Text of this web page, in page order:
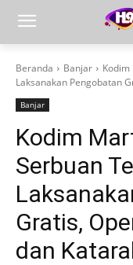
Beranda Banjar
Laksanakan Pengobatan
Banjar
Kodim
Serbuan
Gratis,
dan